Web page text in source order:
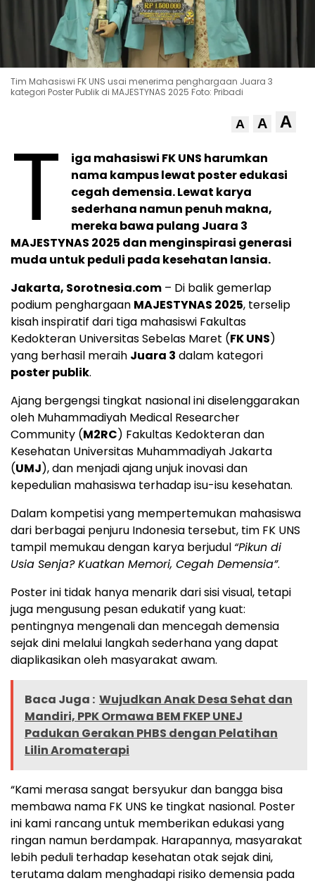
Tim Mahasiswi FK UNS usai menerima penghargaan Juara 3
kategori Poster Publik di MAJESTYNAS 2025 Foto: Pribadi
A A A
T
iga mahasiswi FK UNS harumkan
nama kampus lewat poster edukasi
cegah demensia. Lewat karya
sederhana namun penuh makna,
mereka bawa pulang Juara 3
MAJESTYNAS 2025 dan menginspirasi generasi
muda untuk peduli pada kesehatan lansia.
Jakarta, Sorotnesia.com – Di balik gemerlap
podium penghargaan MAJESTYNAS 2025, terselip
kisah inspiratif dari tiga mahasiswi Fakultas
Kedokteran Universitas Sebelas Maret (FK UNS)
yang berhasil meraih Juara 3 dalam kategori
poster publik.
Ajang bergengsi tingkat nasional ini diselenggarakan
oleh Muhammadiyah Medical Researcher
Community (M2RC) Fakultas Kedokteran dan
Kesehatan Universitas Muhammadiyah Jakarta
(UMJ), dan menjadi ajang unjuk inovasi dan
kepedulian mahasiswa terhadap isu-isu kesehatan.
Dalam kompetisi yang mempertemukan mahasiswa
dari berbagai penjuru Indonesia tersebut, tim FK UNS
tampil memukau dengan karya berjudul “Pikun di
Usia Senja? Kuatkan Memori, Cegah Demensia”.
Poster ini tidak hanya menarik dari sisi visual, tetapi
juga mengusung pesan edukatif yang kuat:
pentingnya mengenali dan mencegah demensia
sejak dini melalui langkah sederhana yang dapat
diaplikasikan oleh masyarakat awam.
Baca Juga : Wujudkan Anak Desa Sehat dan
Mandiri, PPK Ormawa BEM FKEP UNEJ
Padukan Gerakan PHBS dengan Pelatihan
Lilin Aromaterapi
“Kami merasa sangat bersyukur dan bangga bisa
membawa nama FK UNS ke tingkat nasional. Poster
ini kami rancang untuk memberikan edukasi yang
ringan namun berdampak. Harapannya, masyarakat
lebih peduli terhadap kesehatan otak sejak dini,
terutama dalam menghadapi risiko demensia pada